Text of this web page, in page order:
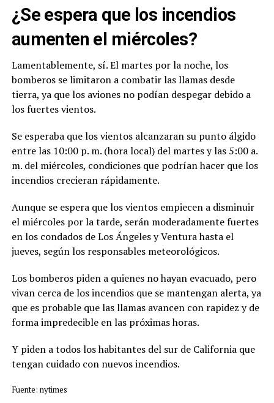
¿Se espera que los incendios
aumenten el miércoles?
Lamentablemente, sí. El martes por la noche, los
bomberos se limitaron a combatir las llamas desde
tierra, ya que los aviones no podían despegar debido a
los fuertes vientos.
Se esperaba que los vientos alcanzaran su punto álgido
entre las 10:00 p. m. (hora local) del martes y las 5:00 a.
m. del miércoles, condiciones que podrían hacer que los
incendios crecieran rápidamente.
Aunque se espera que los vientos empiecen a disminuir
el miércoles por la tarde, serán moderadamente fuertes
en los condados de Los Ángeles y Ventura hasta el
jueves, según los responsables meteorológicos.
Los bomberos piden a quienes no hayan evacuado, pero
vivan cerca de los incendios que se mantengan alerta, ya
que es probable que las llamas avancen con rapidez y de
forma impredecible en las próximas horas.
Y piden a todos los habitantes del sur de California que
tengan cuidado con nuevos incendios.
Fuente: nytimes